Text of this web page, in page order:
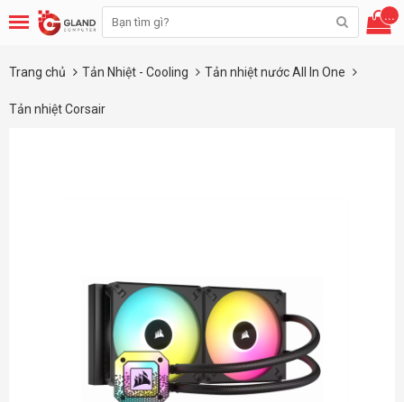
...
Trang chủ Tản Nhiệt - Cooling Tản nhiệt nước All In One
Tản nhiệt Corsair